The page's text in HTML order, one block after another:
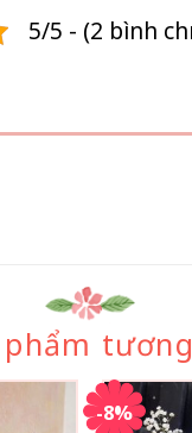
5/5 - (2 bình
phẩm
-8%